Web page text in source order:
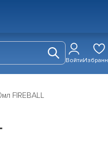
Войти
FIREBALL